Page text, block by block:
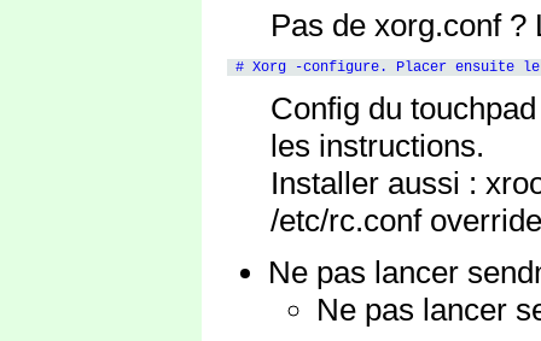
Pas de xorg.conf ?
Config du
les instructions.
Installer aussi :
/etc/rc.conf
Ne pas lancer
Ne pas lancer